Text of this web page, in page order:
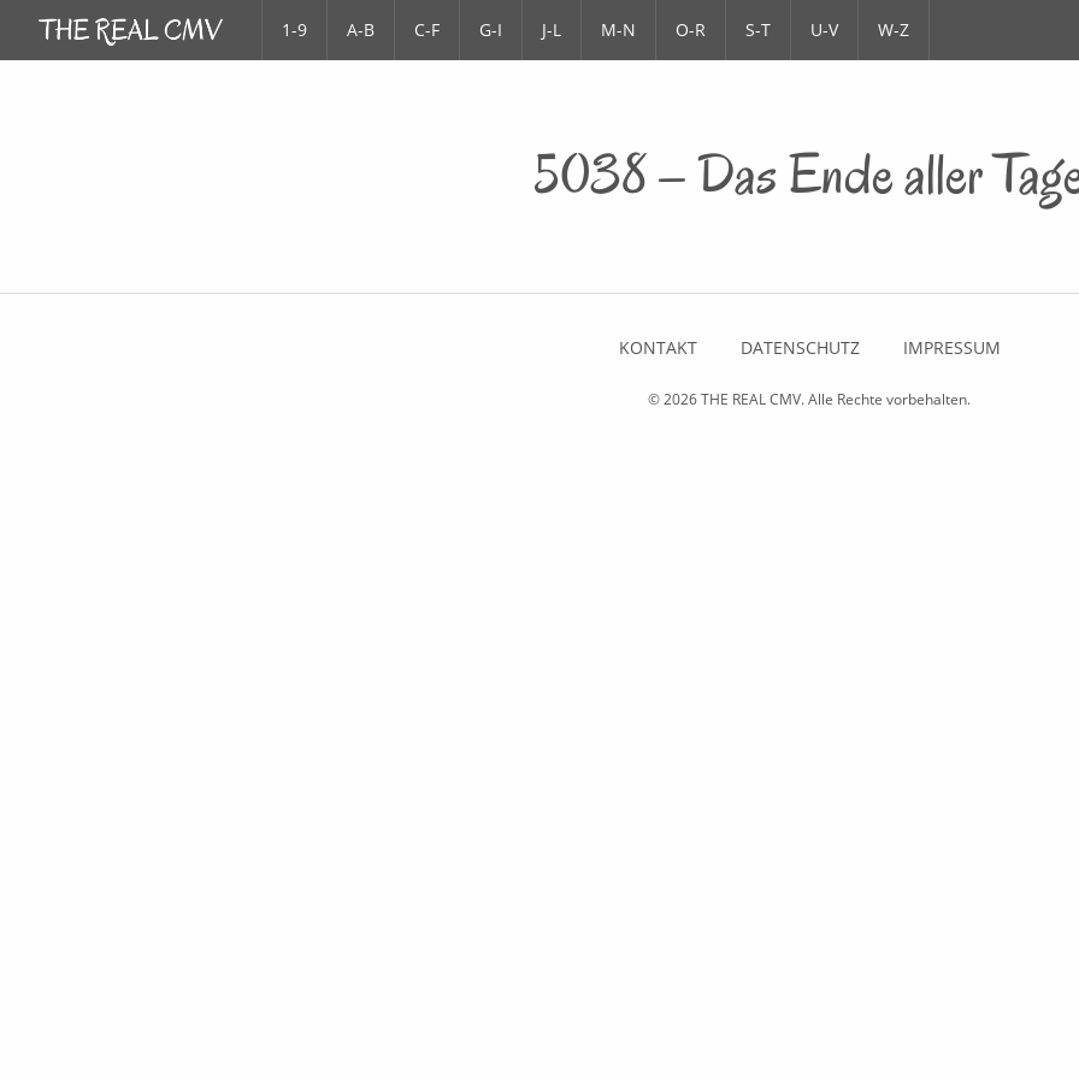
1-9 A-B C-F G-I J-L M-N O-R S-T U-V W-Z
5038 – Das Ende aller
KONTAKT DATENSCHUTZ IMPRESSUM
© 2026THE REAL CMV. Alle Rechte vorbehalten.